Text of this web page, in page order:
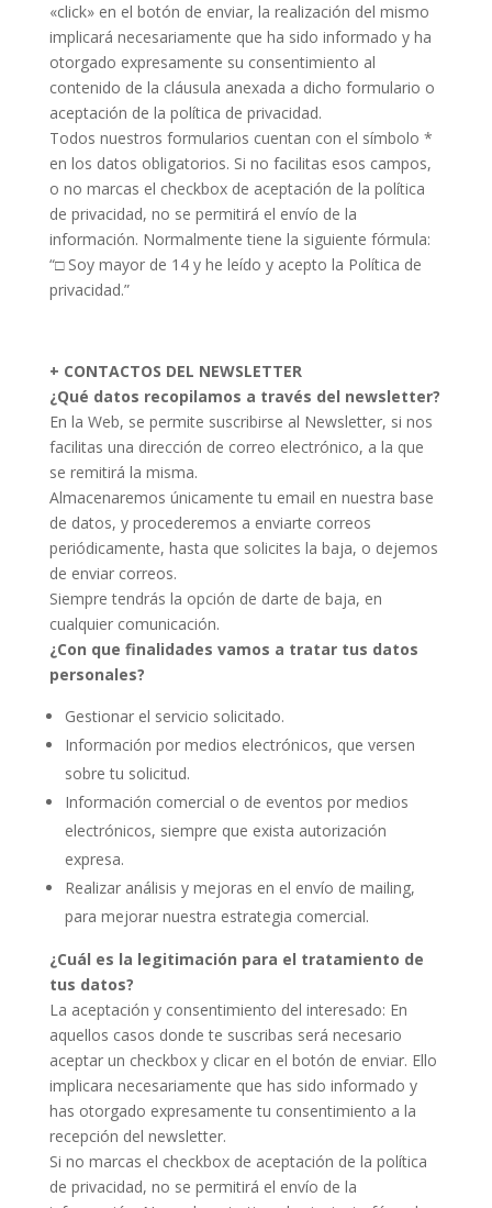
«click» en el botón de enviar, la realización del mismo
implicará necesariamente que ha sido informado y ha
otorgado expresamente su consentimiento al
contenido de la cláusula anexada a dicho formulario o
aceptación de la política de privacidad.
Todos nuestros formularios cuentan con el símbolo *
en los datos obligatorios. Si no facilitas esos campos,
o no marcas el checkbox de aceptación de la política
de privacidad, no se permitirá el envío de la
información. Normalmente tiene la siguiente fórmula:
“□ Soy mayor de 14 y he leído y acepto la Política de
privacidad.”
+ CONTACTOS DEL NEWSLETTER
¿Qué datos recopilamos a través del newsletter?
En la Web, se permite suscribirse al Newsletter, si nos
facilitas una dirección de correo electrónico, a la que
se remitirá la misma.
Almacenaremos únicamente tu email en nuestra base
de datos, y procederemos a enviarte correos
periódicamente, hasta que solicites la baja, o dejemos
de enviar correos.
Siempre tendrás la opción de darte de baja, en
cualquier comunicación.
¿Con que finalidades vamos a tratar tus datos
personales?
Gestionar el servicio solicitado.
Información por medios electrónicos, que versen
sobre tu solicitud.
Información comercial o de eventos por medios
electrónicos, siempre que exista autorización
expresa.
Realizar análisis y mejoras en el envío de mailing,
para mejorar nuestra estrategia comercial.
¿Cuál es la legitimación para el tratamiento de
tus datos?
La aceptación y consentimiento del interesado: En
aquellos casos donde te suscribas será necesario
aceptar un checkbox y clicar en el botón de enviar. Ello
implicara necesariamente que has sido informado y
has otorgado expresamente tu consentimiento a la
recepción del newsletter.
Si no marcas el checkbox de aceptación de la política
de privacidad, no se permitirá el envío de la